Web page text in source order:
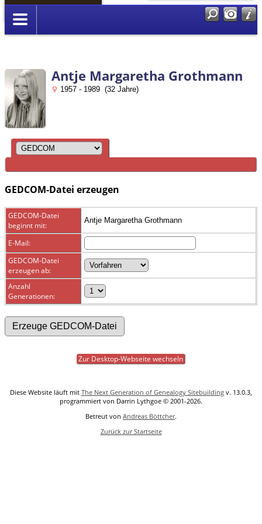
Anmelden
Antje Margaretha Grothmann
1957 - 1989 (32 Jahre)
GEDCOM-Datei erzeugen
GEDCOM-Datei
beginnt mit:
Antje Margaretha Grothmann
E-Mail:
GEDCOM-Datei
erzeugen ab:
Anzahl
Generationen:
Zur Desktop-Webseite wechseln
Diese Website läuft mit The Next Generation of Genealogy Sitebuilding v. 13.0.3,
programmiert von Darrin Lythgoe © 2001-2026.
Betreut von Andreas Böttcher.
Zurück zur Startseite